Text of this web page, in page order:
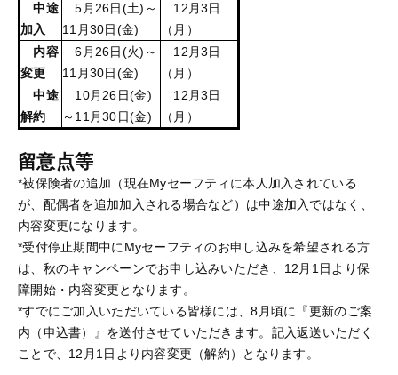
中途
加入
5月26日(土)～
11月30日(金)
12月3日
（月）
内容
変更
6月26日(火)～
11月30日(金)
12月3日
（月）
中途
解約
10月26日(金)
～11月30日(金)
12月3日
（月）
留意点等
*被保険者の追加（現在Myセーフティに本人加入されている
が、配偶者を追加加入される場合など）は中途加入ではなく、
内容変更になります。
*受付停止期間中にMyセーフティのお申し込みを希望される方
は、秋のキャンペーンでお申し込みいただき、12月1日より保
障開始・内容変更となります。
*すでにご加入いただいている皆様には、8月頃に『更新のご案
内（申込書）』を送付させていただきます。記入返送いただく
ことで、12月1日より内容変更（解約）となります。